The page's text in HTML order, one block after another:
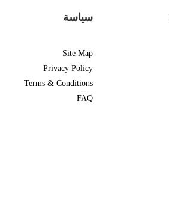
سياسة
Site Map
Privacy Policy
Terms & Conditions
FAQ